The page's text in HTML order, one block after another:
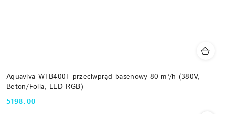
Aquaviva WTB400T przeciwprąd basenowy 80 m³/h (380V,
Beton/Folia, LED RGB)
Cena:
5198.00